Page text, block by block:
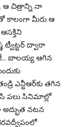
ఆ చిత్రాన్ని నా
కాలంగా మీరు ఆ
ట్వీట్ట‌ర్ ద్వారా
బాల‌య్య ఆగిన
ఎన్టీఆర్‌కు త‌గిన
ప‌లు సినిమాల్లో
అద్భుత న‌ట‌న